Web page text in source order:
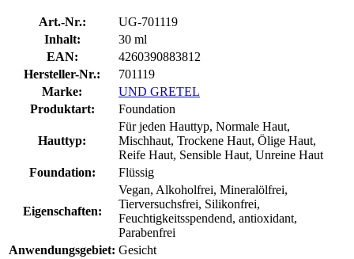
Art.-Nr.:
UG-701119
Inhalt:
30 ml
EAN:
4260390883812
Hersteller-Nr.:
701119
Marke:
UND GRETEL
Produktart:
Foundation
Hauttyp:
Für jeden Hauttyp, Normale Haut,
Mischhaut, Trockene Haut, Ölige Haut,
Reife Haut, Sensible Haut, Unreine Haut
Foundation:
Flüssig
Eigenschaften:
Vegan, Alkoholfrei, Mineralölfrei,
Tierversuchsfrei, Silikonfrei,
Feuchtigkeitsspendend, antioxidant,
Parabenfrei
Anwendungsgebiet: Gesicht